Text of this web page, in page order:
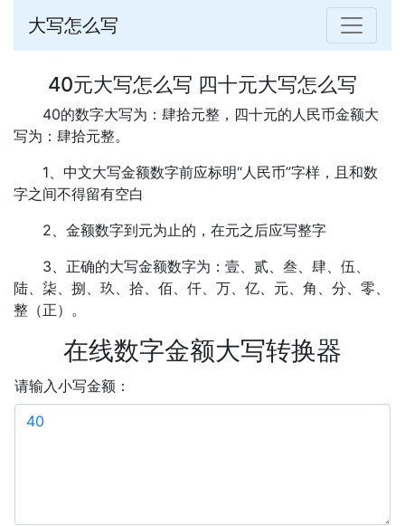
大写怎么写
40元大写怎么写 四十元大写怎么写
40的数字大写为：肆拾元整，四十元的人民币金额大
写为：肆拾元整。
1、中文大写金额数字前应标明“人民币”字样，且和数
字之间不得留有空白
2、金额数字到元为止的，在元之后应写整字
3、正确的大写金额数字为：壹、贰、叁、肆、伍、
陆、柒、捌、玖、拾、佰、仟、万、亿、元、角、分、零、
整（正）。
在线数字金额大写转换器
请输入小写金额：